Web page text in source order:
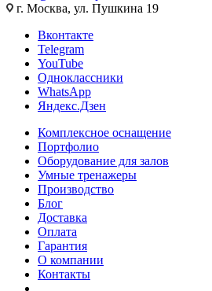
г. Москва, ул. Пушкина 19
Вконтакте
Telegram
YouTube
Одноклассники
WhatsApp
Яндекс.Дзен
Комплексное оснащение
Портфолио
Оборудование для залов
Умные тренажеры
Производство
Блог
Доставка
Оплата
Гарантия
О компании
Контакты
...